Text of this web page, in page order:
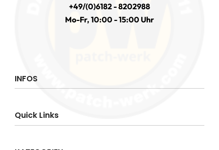
+49/(0)6182 - 8202988
Mo-Fr, 10:00 - 15:00 Uhr
INFOS
Quick Links